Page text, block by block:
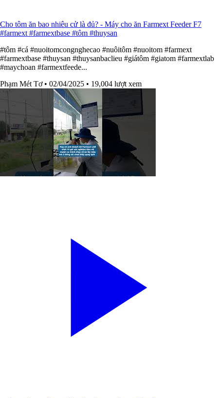
Cho tôm ăn bao nhiêu cử là đủ? - Máy cho ăn Farmext Feeder F7
#farmext #farmextbase #tôm #thuysan
#tôm #cá #nuoitomcongnghecao #nuôitôm #nuoitom #farmext
#farmextbase #thuysan #thuysanbaclieu #giátôm #giatom #farmextlab
#maychoan #farmextfeede...
Phạm Mét Tơ • 02/04/2025 • 19,004 lượt xem